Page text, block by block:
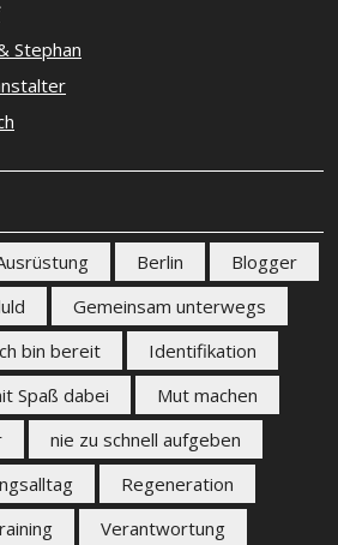
Stephan
Berlin
Blogger
Gemeinsam unterwegs
bin bereit
Identifikation
Spaß dabei
Mut machen
nie zu schnell aufgeben
Regeneration
Verantwortung